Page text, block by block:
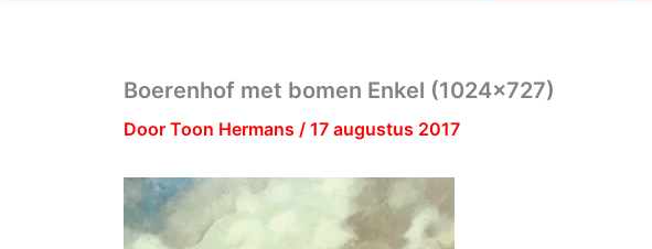
Boerenhof met bomen Enkel (1024×727)
Door Toon Hermans / 17 augustus 2017